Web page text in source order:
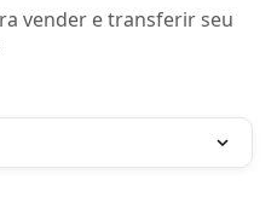
vender e transferir seu